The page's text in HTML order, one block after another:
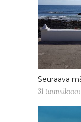
Seuraava
31 tammikuun